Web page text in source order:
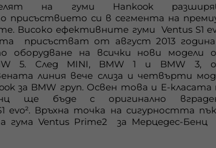
на гуми Hankook
присъствието си в сегмента на
Високо ефективните гуми Ventus S1
присъстват от август 2013
оборудване на всички нови модели
5. След MINI, BMW 1 и BMW
3,
линия вече слиза и четвърти
за BMW груп. Освен това и Е-класата
ще бъде с оригинално
1 evo². Връхна точка на сигурността
гума Ventus Prime2 за Meрцедес-Бенц